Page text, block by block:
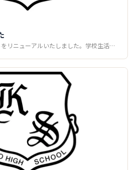
リニューアルいたしました。学校生活…